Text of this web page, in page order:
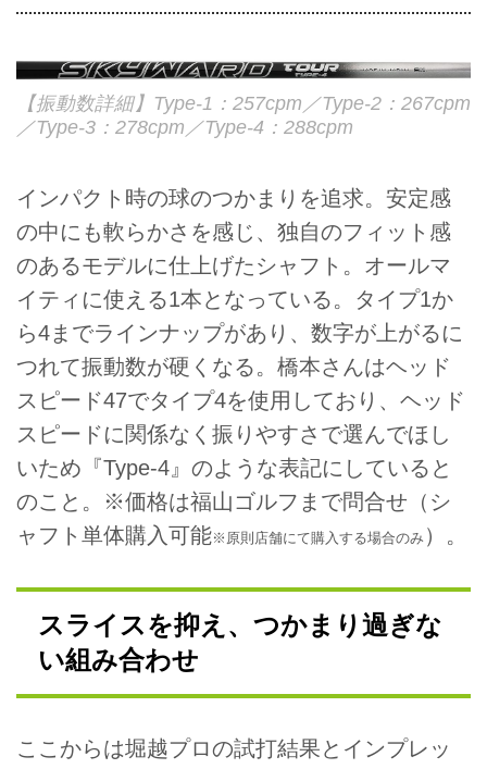
【振動数詳細】Type-1：257cpm／Type-2：267cpm
／Type-3：278cpm／Type-4：288cpm
インパクト時の球のつかまりを追求。安定感
の中にも軟らかさを感じ、独自のフィット感
のあるモデルに仕上げたシャフト。オールマ
イティに使える1本となっている。タイプ1か
ら4までラインナップがあり、数字が上がるに
つれて振動数が硬くなる。橋本さんはヘッド
スピード47でタイプ4を使用しており、ヘッド
スピードに関係なく振りやすさで選んでほし
いため『Type‐4』のような表記にしていると
のこと。※価格は福山ゴルフまで問合せ（シ
ャフト単体購入可能※原則店舗にて購入する場合のみ ）。
スライスを抑え、つかまり過ぎな
い組み合わせ
ここからは堀越プロの試打結果とインプレッ